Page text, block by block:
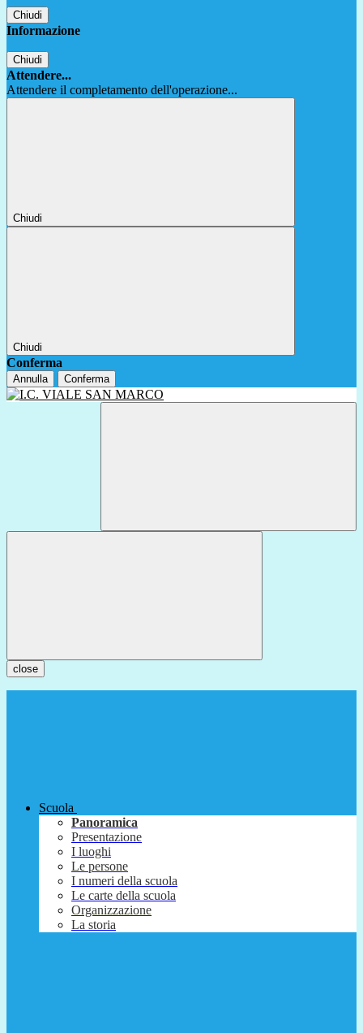
Chiudi
Informazione
Chiudi
Attendere...
Attendere il completamento dell'operazione...
Chiudi
Chiudi
Conferma
Annulla Conferma
close
Scuola
Panoramica
Presentazione
I luoghi
Le persone
I numeri della scuola
Le carte della scuola
Organizzazione
La storia